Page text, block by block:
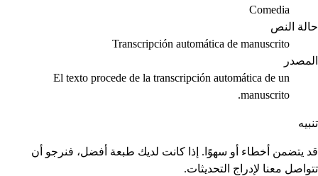
Comedia
حالة النص
Transcripción automática de manuscrito
المصدر
El texto procede de la transcripción automática de un
manuscrito.
تنبيه
قد يتضمن أخطاء أو سهوًا. إذا كانت لديك طبعة أفضل، فنرجو أن
تتواصل معنا لإدراج التحديثات.